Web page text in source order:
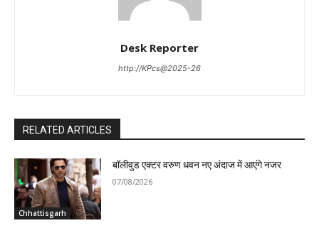
Desk Reporter
http://KPcs@2025-26
RELATED ARTICLES
Chhattisgarh
बॉलीवुड एक्टर वरुण धवन नए अंदाज में आएंगे नजर
07/08/2026